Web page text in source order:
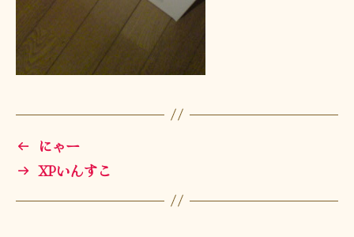
← にゃー
→ XPいんすこ